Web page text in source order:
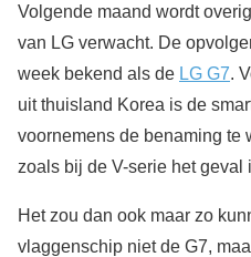
Volgende maand wordt
van LG verwacht. De
week bekend als de LG G7.
uit thuisland Korea is de
voornemens de benaming te
zoals bij de V-serie het geval
Het zou dan ook maar zo
vlaggenschip niet de G7,